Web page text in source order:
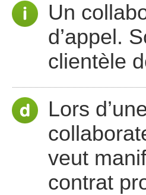
Un
d’appel.
clientèle
Lors
veut
contrat